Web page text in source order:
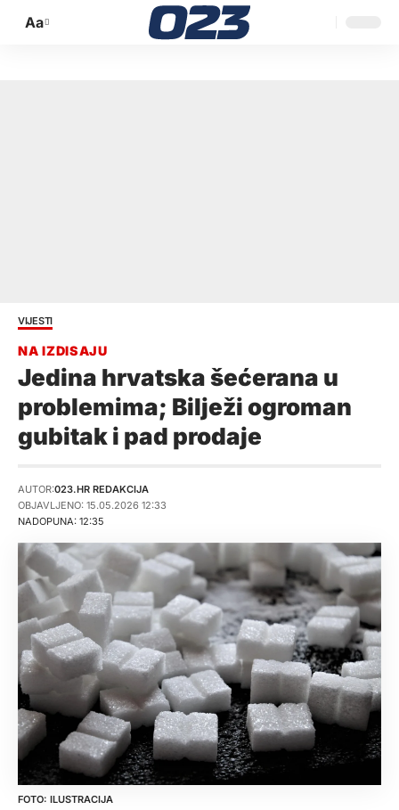
Promijeni
Aa
VIJESTI
Jedina hrvatska šećerana u
problemima; Bilježi ogroman
gubitak i pad prodaje
NADOPUNA: 12:35
AUTOR:023.HR REDAKCIJA
OBJAVLJENO: 15.05.2026 12:33
ILUSTRACIJA